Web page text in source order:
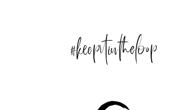
#keepitintheloop